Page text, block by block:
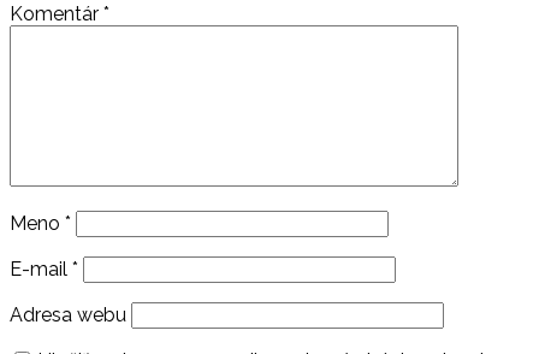
Komentár *
Meno *
E-mail *
Adresa webu